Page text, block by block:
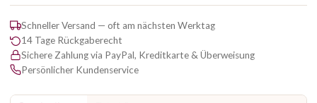
Schneller Versand — oft am nächsten Werktag
14 Tage Rückgaberecht
Sichere Zahlung via PayPal, Kreditkarte & Überweisung
Persönlicher Kundenservice